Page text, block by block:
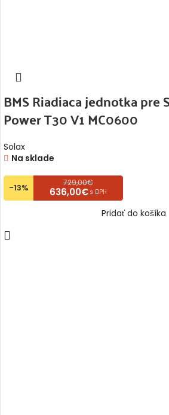
BMS Riadiaca jednotka pre
Power T30 V1 MC0600
Solax
Na sklade
-13% 729,00€
636,00€ s DPH
Pridať do košíka